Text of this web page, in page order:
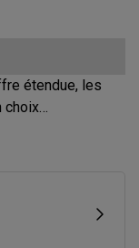
étendue, les
choix
un angle